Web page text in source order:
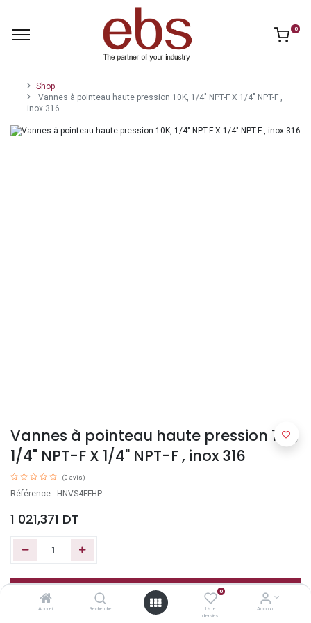
Accueil Recherche
0
Liste
d'envies
Account
0
Shop
Vannes à pointeau haute pression 10K, 1/4" NPT-F X 1/4" NPT-F ,
inox 316
Vannes à pointeau haute pression 10K,
1/4" NPT-F X 1/4" NPT-F , inox 316
(0 avis)
Référence : HNVS4FFHP
1 021,371 DT
Ajouter au panier